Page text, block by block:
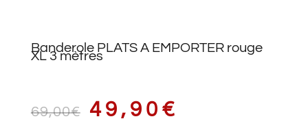
Banderole PLATS A EMPORTER rouge
XL 3 mètres
69,00€ LE
49,90 €